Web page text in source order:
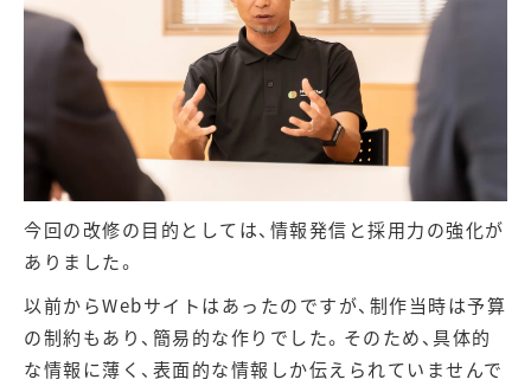
今回の改修の目的としては、情報発信と採用力の強化が
ありました。
以前からWebサイトはあったのですが、制作当時は予算
の制約もあり、簡易的な作りでした。そのため、具体的
な情報に薄く、表面的な情報しか伝えられていませんで